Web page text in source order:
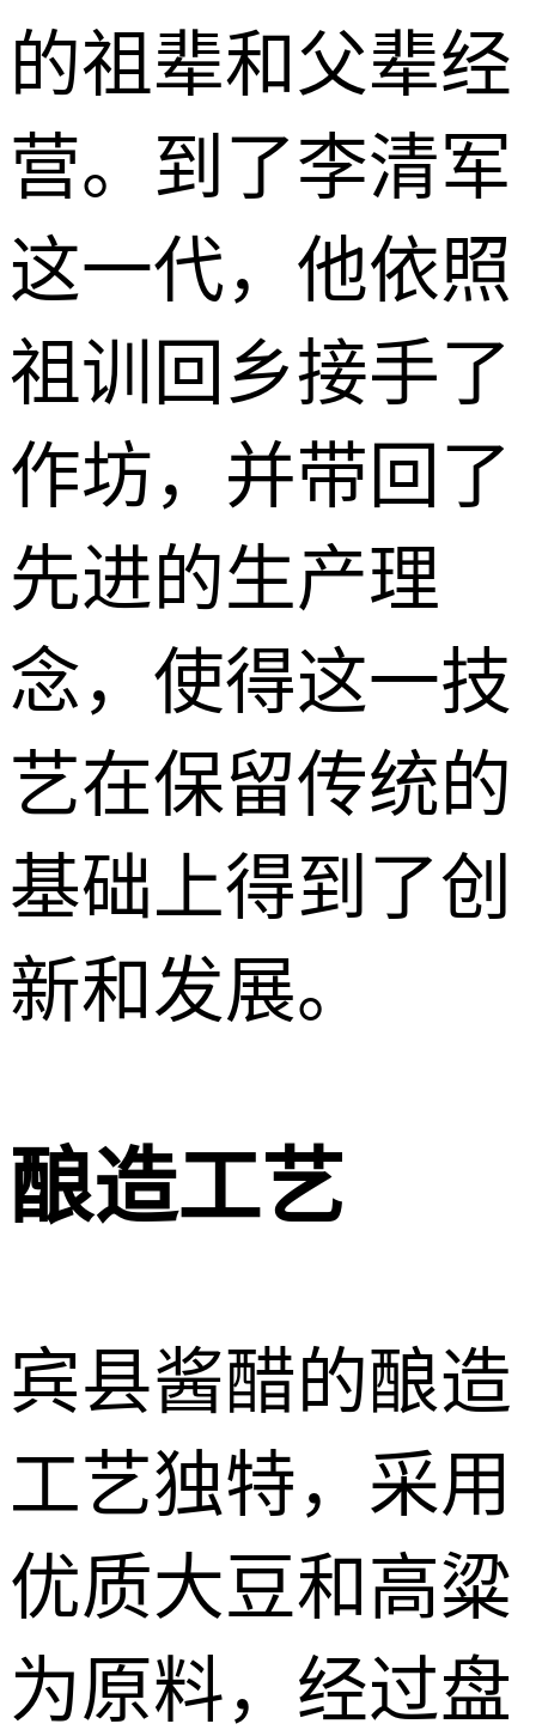
的祖辈和父辈经
营。到了李清军
这一代，他依照
祖训回乡接手了
作坊，并带回了
先进的生产理
念，使得这一技
艺在保留传统的
基础上得到了创
新和发展。
酿造工艺
宾县酱醋的酿造
工艺独特，采用
优质大豆和高粱
为原料，经过盘